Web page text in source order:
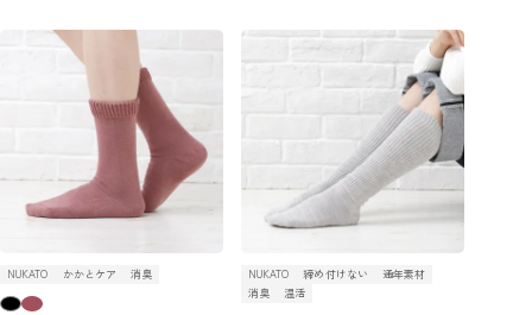
NUKATO かかとケア 消臭 NUKATO 締め付けない
通年素材
消臭
温活